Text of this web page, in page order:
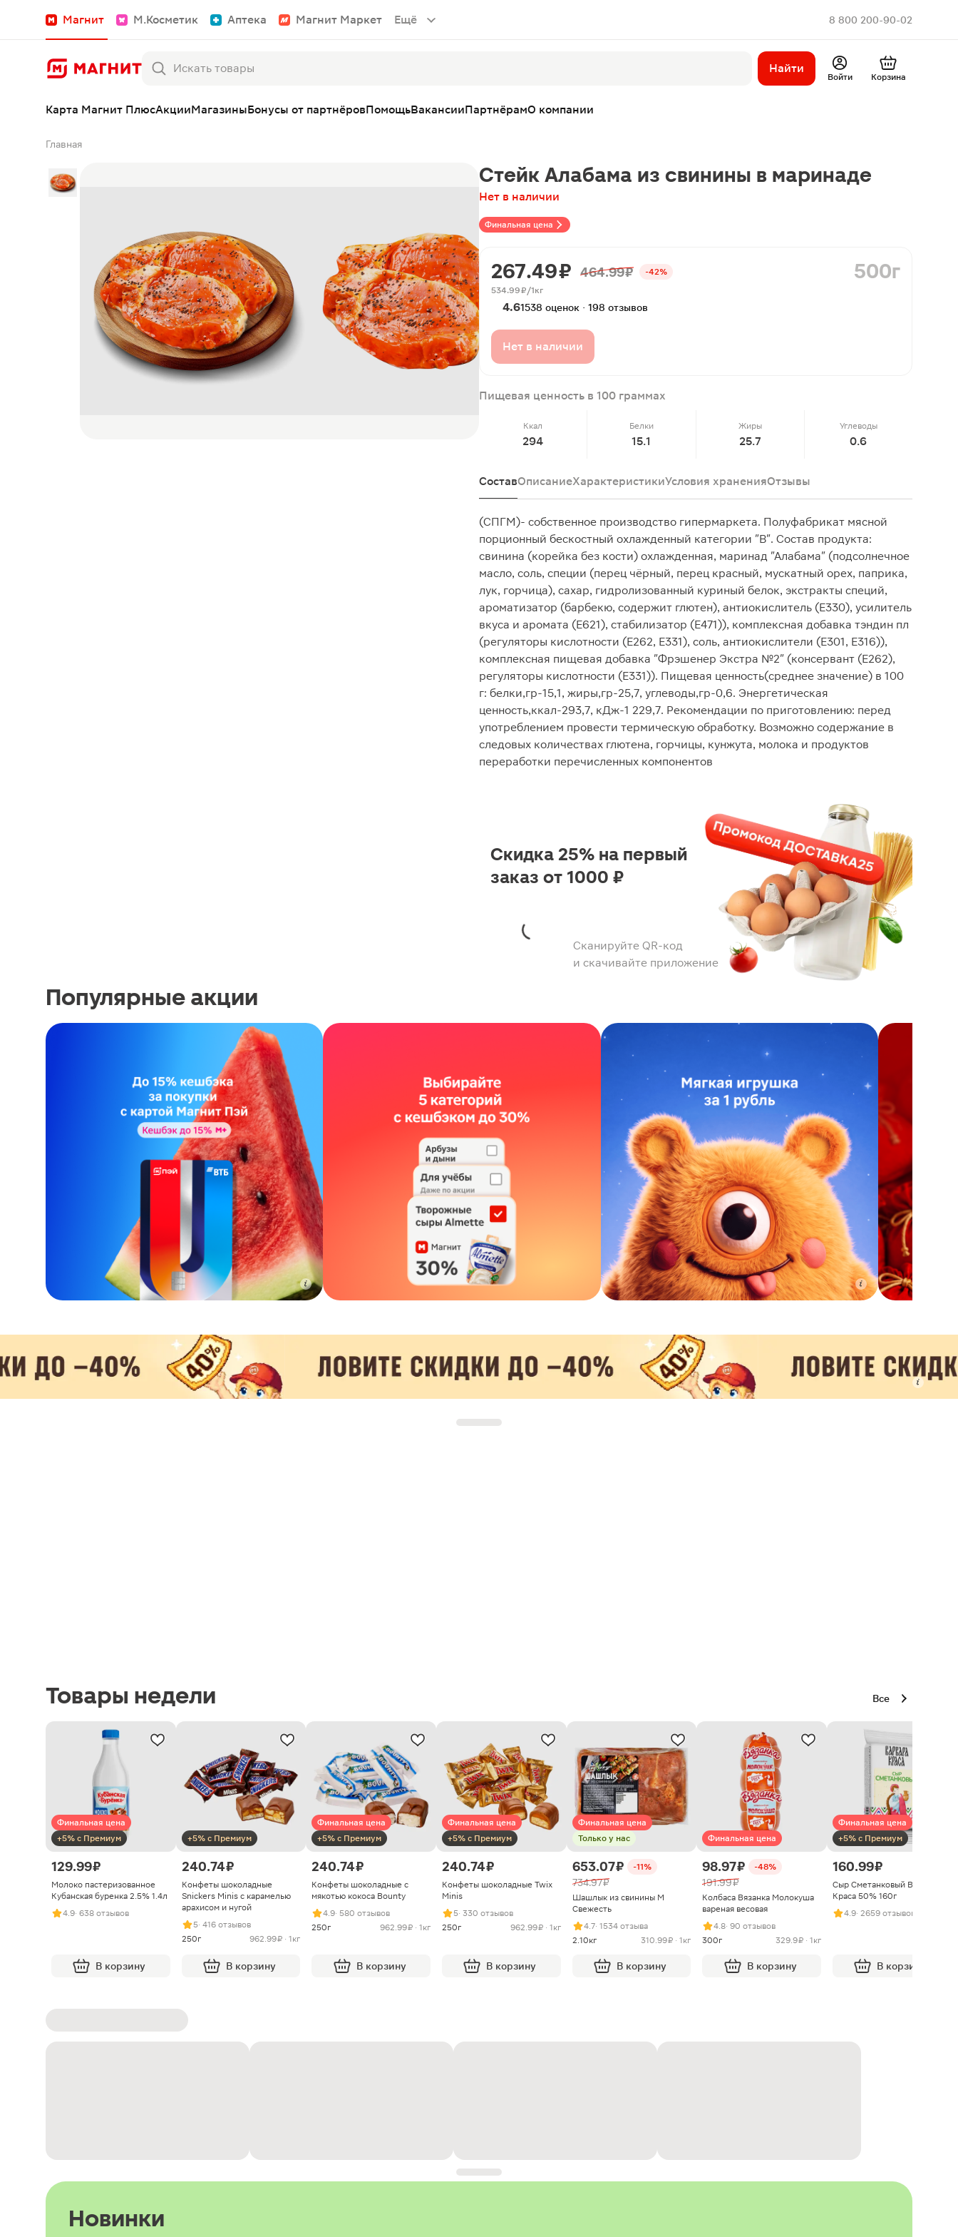
Магнит М.Косметик Аптека Магнит Маркет Ещё 8 800 200-90-02
Найти
Войти Корзина
Карта Магнит ПлюсАкцииМагазиныБонусы от партнёровПомощьВакансииПартнёрамО компании
Главная
Финальная цена
Стейк Алабама из свинины в маринаде
Нет в наличии
267.49 ₽ 464.99 ₽ -42% 500г
534.99 ₽/1кг
4.61538 оценок · 198 отзывов
Нет в наличии
Пищевая ценность в 100 граммах
Ккал
294
Белки
15.1
Жиры
25.7
Углеводы
0.6
СоставОписаниеХарактеристикиУсловия храненияОтзывы
(СПГМ)- собственное производство гипермаркета. Полуфабрикат мясной
порционный бескостный охлажденный категории "В". Состав продукта:
свинина (корейка без кости) охлажденная, маринад "Алабама" (подсолнечное
масло, соль, специи (перец чёрный, перец красный, мускатный орех, паприка,
лук, горчица), сахар, гидролизованный куриный белок, экстракты специй,
ароматизатор (барбекю, содержит глютен), антиокислитель (Е330), усилитель
вкуса и аромата (Е621), стабилизатор (Е471)), комплексная добавка тэндин пл
(регуляторы кислотности (Е262, Е331), соль, антиокислители (Е301, Е316)),
комплексная пищевая добавка "Фрэшенер Экстра №2" (консервант (Е262),
регуляторы кислотности (Е331)). Пищевая ценность(среднее значение) в 100
г: белки,гр-15,1, жиры,гр-25,7, углеводы,гр-0,6. Энергетическая
ценность,ккал-293,7, кДж-1 229,7. Рекомендации по приготовлению: перед
употреблением провести термическую обработку. Возможно содержание в
следовых количествах глютена, горчицы, кунжута, молока и продуктов
переработки перечисленных компонентов
Сканируйте QR-код
и скачивайте приложение
Скидка 25% на первый
заказ от 1000 ₽
Популярные акции
Товары недели Все
Финальная цена
+5% с Премиум
129.99 ₽
Молоко пастеризованное
Кубанская буренка 2.5% 1.4л
4.9· 638 отзывов
В корзину
+5% с Премиум
240.74 ₽
Конфеты шоколадные
Snickers Minis с карамелью
арахисом и нугой
5· 416 отзывов
250г
962.99 ₽ · 1кг
В корзину
Финальная цена
+5% с Премиум
240.74 ₽
Конфеты шоколадные с
мякотью кокоса Bounty
4.9· 580 отзывов
250г
962.99 ₽ · 1кг
В корзину
Финальная цена
+5% с Премиум
240.74 ₽
Конфеты шоколадные Twix
Minis
5· 330 отзывов
250г
962.99 ₽ · 1кг
В корзину
Финальная цена
Только у нас
653.07 ₽ -11%
734.97 ₽
Шашлык из свинины М
Свежесть
4.7· 1534 отзыва
2.10кг
310.99 ₽ · 1кг
В корзину
Финальная цена
98.97 ₽ -48%
191.99 ₽
Колбаса Вязанка Молокуша
вареная весовая
4.8· 90 отзывов
300г
329.9 ₽ · 1кг
В корзину
Финальная цена
+5% с Премиум
160.99 ₽
Сыр Сметанковый Варвара
Краса 50% 160г
4.9· 2659 отзывов
В корзину
Новинки